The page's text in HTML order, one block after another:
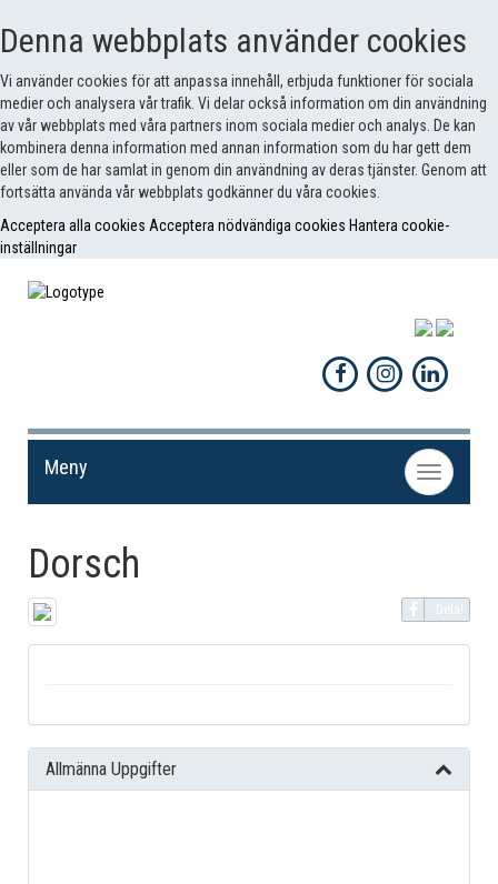
Denna webbplats använder cookies
Vi använder cookies för att anpassa innehåll, erbjuda funktioner för sociala
medier och analysera vår trafik. Vi delar också information om din användning
av vår webbplats med våra partners inom sociala medier och analys. De kan
kombinera denna information med annan information som du har gett dem
eller som de har samlat in genom din användning av deras tjänster. Genom att
fortsätta använda vår webbplats godkänner du våra cookies.
Acceptera alla cookies Acceptera nödvändiga cookies Hantera cookie-
inställningar
Toggle
navigation
Meny
Dorsch
Dela!
Allmänna Uppgifter